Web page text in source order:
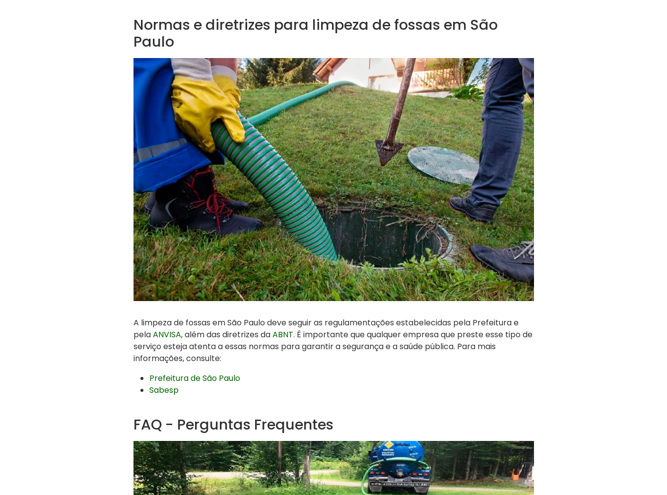
Normas e diretrizes para limpeza de fossas em São
Paulo
A limpeza de fossas em São Paulo deve seguir as regulamentações estabelecidas pela Prefeitura e
pelaANVISA, além das diretrizes daABNT. É importante que qualquer empresa que preste esse tipo de
serviço esteja atenta a essas normas para garantir a segurança e a saúde pública. Para mais
informações, consulte:
Prefeitura de São Paulo
Sabesp
FAQ - Perguntas Frequentes